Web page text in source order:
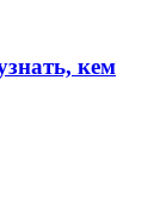
кем